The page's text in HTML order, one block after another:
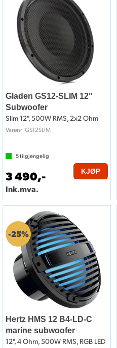
Gladen GS12-SLIM 12"
Subwoofer
Slim 12", 500W RMS, 2x2 Ohm
Varenr GS12SLIM
5tilgjengelig
3 490,-
Ink.mva.
KJØP
25%
Hertz HMS 12 B4-LD-C
marine subwoofer
12", 4 Ohm, 500W RMS, RGB LED